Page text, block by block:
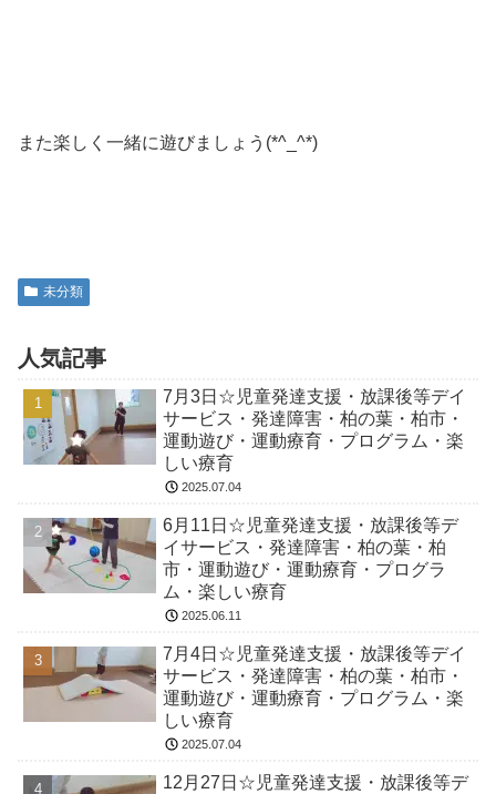
また楽しく一緒に遊びましょう(*^_^*)
未分類
人気記事
7月3日☆児童発達支援・放課後等デイ
サービス・発達障害・柏の葉・柏市・
運動遊び・運動療育・プログラム・楽
しい療育
2025.07.04
6月11日☆児童発達支援・放課後等デ
イサービス・発達障害・柏の葉・柏
市・運動遊び・運動療育・プログラ
ム・楽しい療育
2025.06.11
7月4日☆児童発達支援・放課後等デイ
サービス・発達障害・柏の葉・柏市・
運動遊び・運動療育・プログラム・楽
しい療育
2025.07.04
12月27日☆児童発達支援・放課後等デ